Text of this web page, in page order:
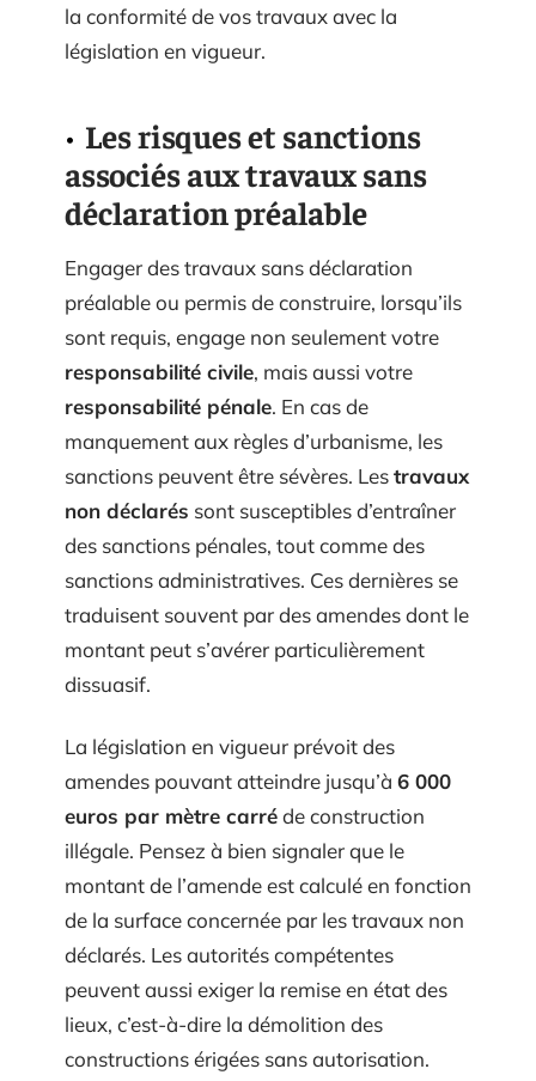
la conformité de vos travaux avec la
législation en vigueur.
Les risques et sanctions
associés aux travaux sans
déclaration préalable
Engager des travaux sans déclaration
préalable ou permis de construire, lorsqu’ils
sont requis, engage non seulement votre
responsabilité civile, mais aussi votre
responsabilité pénale. En cas de
manquement aux règles d’urbanisme, les
sanctions peuvent être sévères. Lestravaux
non déclarés sont susceptibles d’entraîner
des sanctions pénales, tout comme des
sanctions administratives. Ces dernières se
traduisent souvent par des amendes dont le
montant peut s’avérer particulièrement
dissuasif.
La législation en vigueur prévoit des
amendes pouvant atteindre jusqu’à 6 000
euros par mètre carréde construction
illégale. Pensez à bien signaler que le
montant de l’amende est calculé en fonction
de la surface concernée par les travaux non
déclarés. Les autorités compétentes
peuvent aussi exiger la remise en état des
lieux, c’est-à-dire la démolition des
constructions érigées sans autorisation.